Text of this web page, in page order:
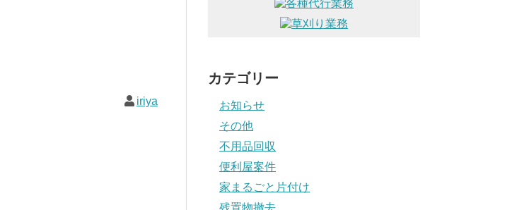
iriya
カテゴリー
お知らせ
その他
不用品回収
便利屋案件
家まるごと片付け